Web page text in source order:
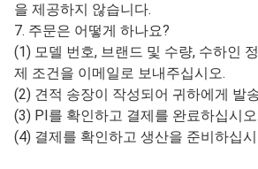
을 제공하지 않습니다.
7. 주문은 어떻게 하나요?
(1) 모델 번호, 브랜드 및 수량, 수하인
제 조건을 이메일로 보내주십시오.
(2) 견적 송장이 작성되어 귀하에게 발
(3) PI를 확인하고 결제를 완료하십시오.
(4) 결제를 확인하고 생산을 준비하십